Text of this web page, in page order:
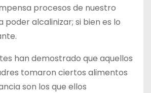
procesos de nuestro
poder alcalinizar; si bien es lo
han demostrado que aquellos
tomaron ciertos alimentos
son los que ellos